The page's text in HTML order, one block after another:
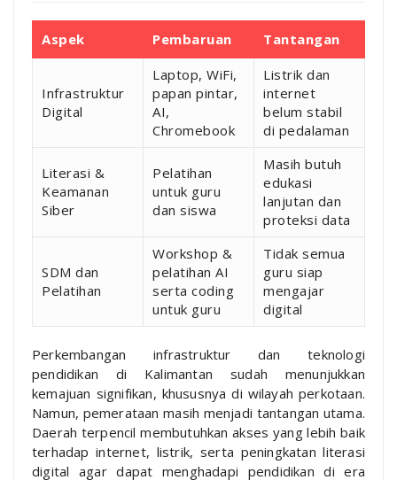
Aspek Pembaruan Tantangan
Infrastruktur
Digital
Laptop, WiFi,
papan pintar,
AI,
Chromebook
Listrik dan
internet
belum stabil
di pedalaman
Literasi &
Keamanan
Siber
Pelatihan
untuk guru
dan siswa
Masih butuh
edukasi
lanjutan dan
proteksi data
SDM dan
Pelatihan
Workshop &
pelatihan AI
serta coding
untuk guru
Tidak semua
guru siap
mengajar
digital
Perkembangan infrastruktur dan teknologi
pendidikan di Kalimantan sudah menunjukkan
kemajuan signifikan, khususnya di wilayah perkotaan.
Namun, pemerataan masih menjadi tantangan utama.
Daerah terpencil membutuhkan akses yang lebih baik
terhadap internet, listrik, serta peningkatan literasi
digital agar dapat menghadapi pendidikan di era